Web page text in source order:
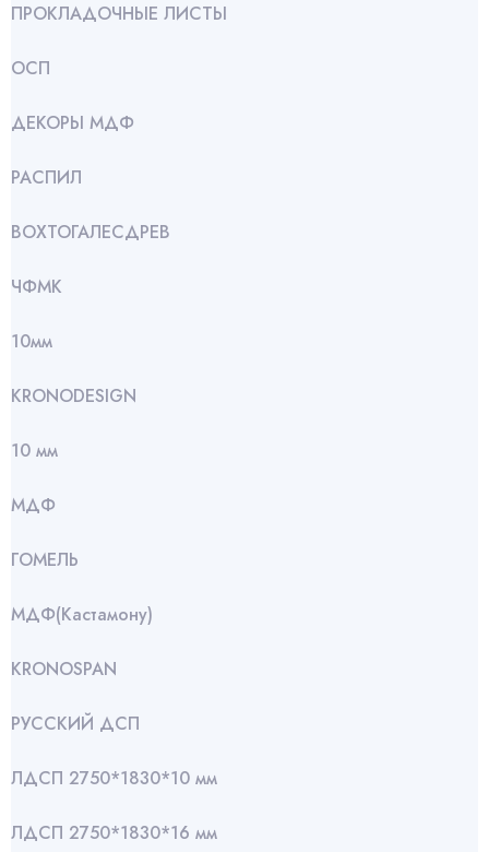
ПРОКЛАДОЧНЫЕ ЛИСТЫ
ОСП
ДЕКОРЫ МДФ
РАСПИЛ
ВОХТОГАЛЕСДРЕВ
ЧФМК
10мм
KRONODESIGN
10 мм
МДФ
ГОМЕЛЬ
МДФ(Кастамону)
KRONOSPAN
РУССКИЙ ДСП
ЛДСП 2750*1830*10 мм
ЛДСП 2750*1830*16 мм